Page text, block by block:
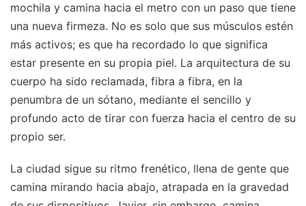
mochila y camina hacia el metro con un paso que tiene
una nueva firmeza. No es solo que sus músculos estén
más activos; es que ha recordado lo que significa
estar presente en su propia piel. La arquitectura de su
cuerpo ha sido reclamada, fibra a fibra, en la
penumbra de un sótano, mediante el sencillo y
profundo acto de tirar con fuerza hacia el centro de su
propio ser.
La ciudad sigue su ritmo frenético, llena de gente que
camina mirando hacia abajo, atrapada en la gravedad